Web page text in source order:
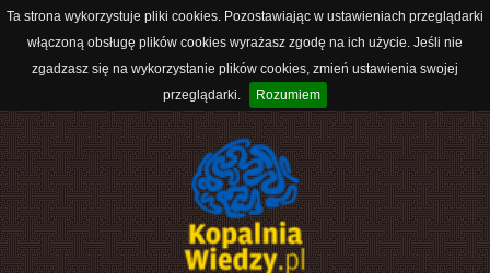
Ta strona wykorzystuje pliki cookies. Pozostawiając w ustawieniach przeglądarki
włączoną obsługę plików cookies wyrażasz zgodę na ich użycie. Jeśli nie
zgadzasz się na wykorzystanie plików cookies, zmień ustawienia swojej
przeglądarki.
Rozumiem